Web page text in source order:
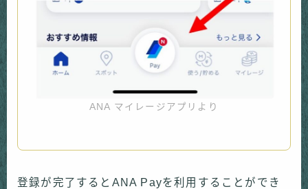
ANA マイレージアプリより
登録が完了するとANA Payを利用することができ